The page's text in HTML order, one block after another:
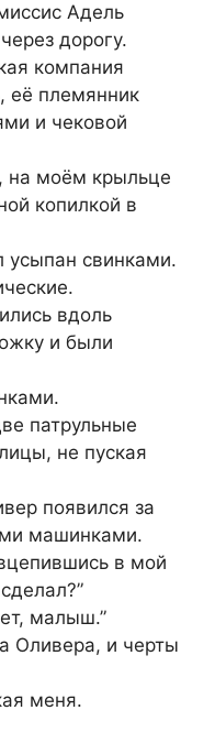
Адель
дорогу.
компания
её племянник
и чековой
на моём крыльце
копилкой в
усыпан свинками.
вдоль
и были
патрульные
не пуская
появился за
машинками.
в мой
малыш.”
Оливера, и черты
меня.